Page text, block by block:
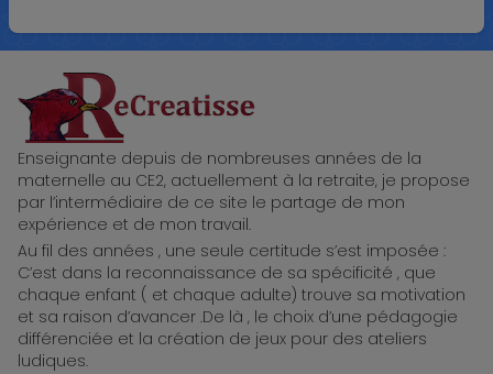
ReCreatisse
Enseignante depuis de nombreuses années de la
maternelle au CE2, actuellement à la retraite, je propose
par l’intermédiaire de ce site le partage de mon
expérience et de mon travail.
Au fil des années , une seule certitude s’est imposée :
C’est dans la reconnaissance de sa spécificité , que
chaque enfant ( et chaque adulte) trouve sa motivation
et sa raison d’avancer .De là , le choix d’une pédagogie
différenciée et la création de jeux pour des ateliers
ludiques.